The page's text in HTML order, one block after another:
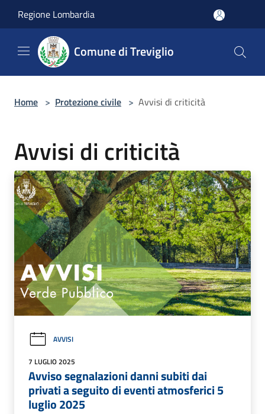
Regione Lombardia
Comune di Treviglio
Home > Protezione civile > Avvisi di criticità
Avvisi di criticità
AVVISI
7 LUGLIO 2025
Avviso segnalazioni danni subiti dai
privati a seguito di eventi atmosferici 5
luglio 2025